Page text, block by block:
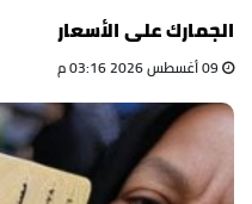
الجمارك على الأسعار